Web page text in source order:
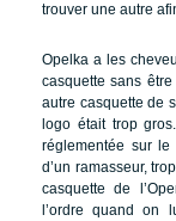
trouver une autre
Opelka a les
casquette sans
autre casquette de
logo était trop
réglementée sur
d’un ramasseur,
casquette de
l’ordre quand on